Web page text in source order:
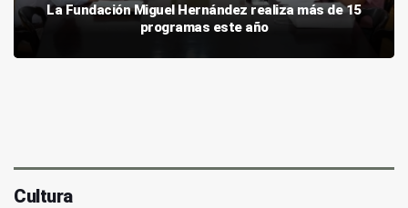
La Fundación Miguel Hernández realiza más de 15
programas este año
Cultura